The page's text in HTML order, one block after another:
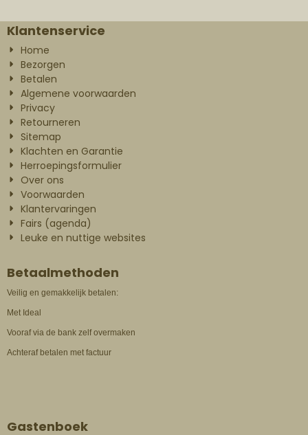
Klantenservice
Home
Bezorgen
Betalen
Algemene voorwaarden
Privacy
Retourneren
Sitemap
Klachten en Garantie
Herroepingsformulier
Over ons
Voorwaarden
Klantervaringen
Fairs (agenda)
Leuke en nuttige websites
Betaalmethoden
Veilig en gemakkelijk betalen:
Met Ideal
Vooraf via de bank zelf overmaken
Achteraf betalen met factuur
Gastenboek